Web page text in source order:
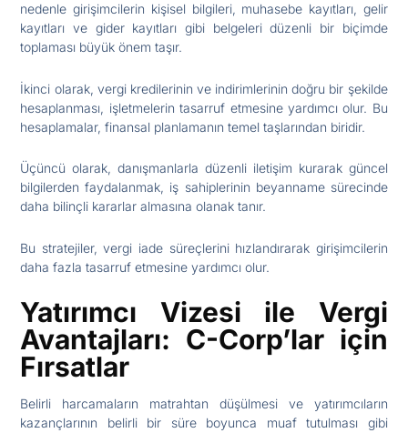
nedenle girişimcilerin kişisel bilgileri, muhasebe kayıtları, gelir
kayıtları ve gider kayıtları gibi belgeleri düzenli bir biçimde
toplaması büyük önem taşır.
İkinci olarak, vergi kredilerinin ve indirimlerinin doğru bir şekilde
hesaplanması, işletmelerin tasarruf etmesine yardımcı olur. Bu
hesaplamalar, finansal planlamanın temel taşlarından biridir.
Üçüncü olarak, danışmanlarla düzenli iletişim kurarak güncel
bilgilerden faydalanmak, iş sahiplerinin beyanname sürecinde
daha bilinçli kararlar almasına olanak tanır.
Bu stratejiler, vergi iade süreçlerini hızlandırarak girişimcilerin
daha fazla tasarruf etmesine yardımcı olur.
Yatırımcı Vizesi ile Vergi
Avantajları: C-Corp’lar için
Fırsatlar
Belirli harcamaların matrahtan düşülmesi ve yatırımcıların
kazançlarının belirli bir süre boyunca muaf tutulması gibi